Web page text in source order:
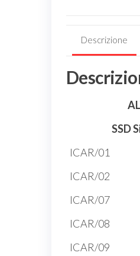
Descrizione
SSD
ICAR/01
ICAR/02
ICAR/07
ICAR/08
ICAR/09